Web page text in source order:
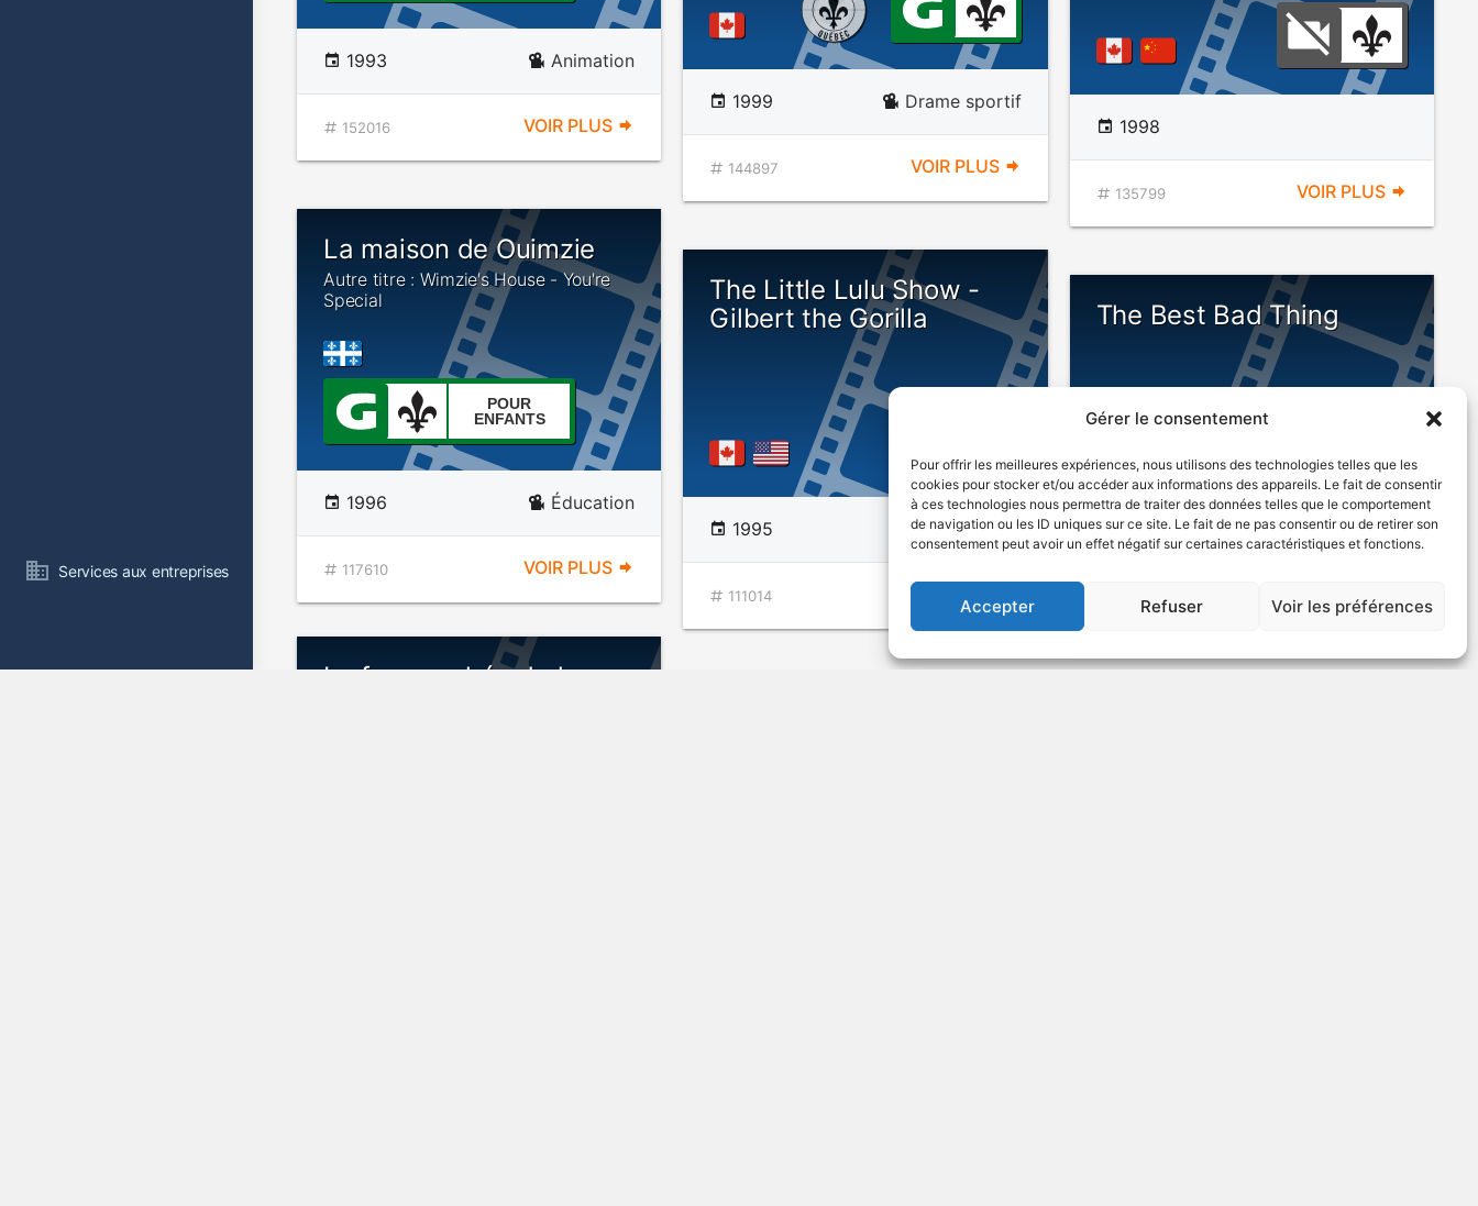
Gérer le consentement
Pour offrir les meilleures expériences, nous utilisons des technologies telles que les
cookies pour stocker et/ou accéder aux informations des appareils. Le fait de consentir
à ces technologies nous permettra de traiter des données telles que le comportement
de navigation ou les ID uniques sur ce site. Le fait de ne pas consentir ou de retirer son
consentement peut avoir un effet négatif sur certaines caractéristiques et fonctions.
Accepter Refuser Voir les préférences
Services aux entreprises
1993 Animation
152016 VOIR PLUS
1999 Drame sportif
144897 VOIR PLUS
1998
135799 VOIR PLUS
La maison de Ouimzie
Autre titre : Wimzie's House - You're
Special
POUR
ENFANTS
1996 Éducation
117610 VOIR PLUS
The Little Lulu Show -
Gilbert the Gorilla
1995 Animation
111014 VOIR PLUS
The Best Bad Thing
1996
VOIR PLUS
La face cachée de la